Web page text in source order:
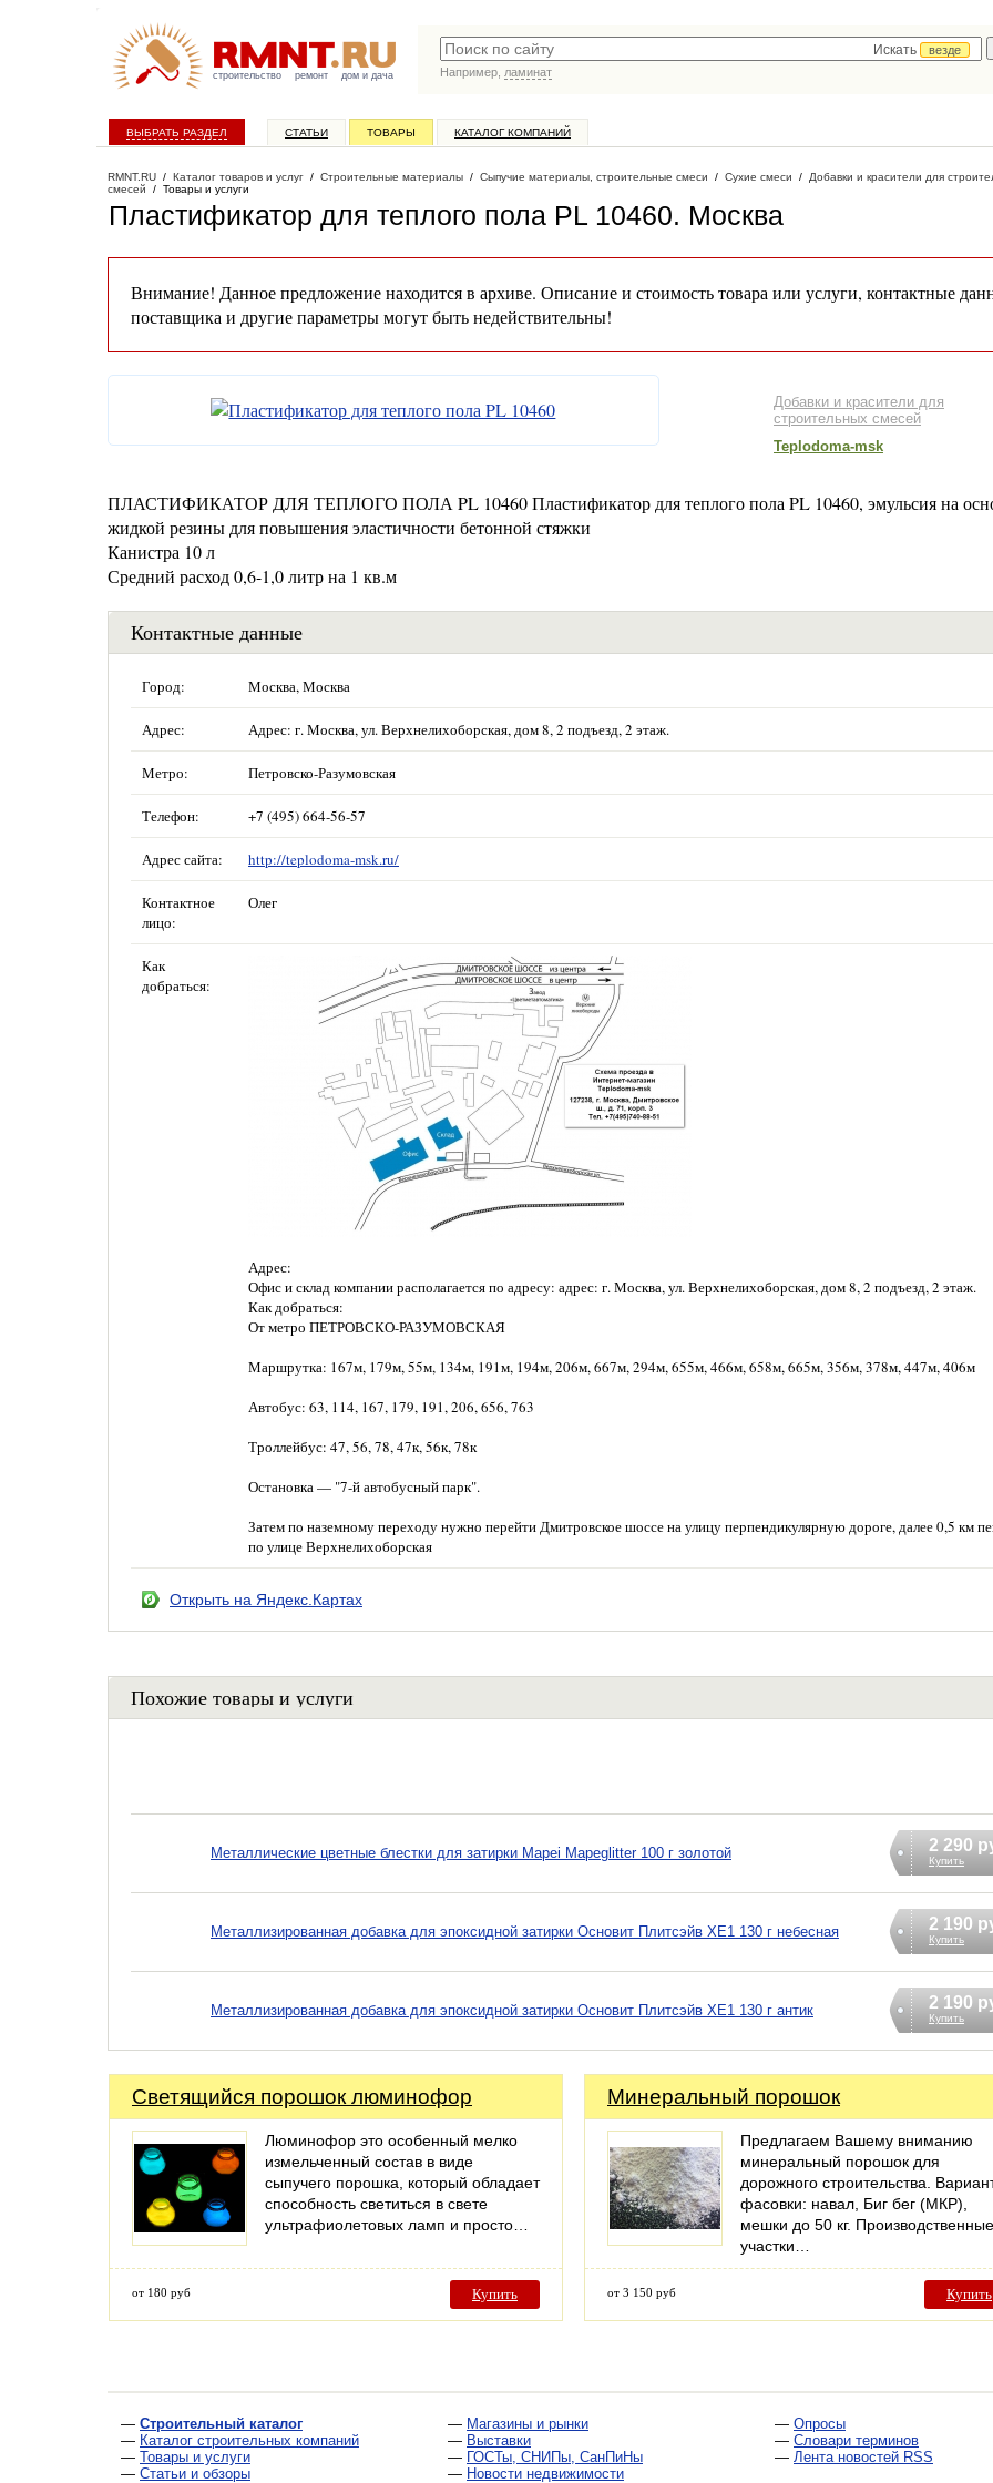
строительство ремонт дом и дача
Искать
везде
Например, ламинат
ВЫБРАТЬ РАЗДЕЛ СТАТЬИ ТОВАРЫ КАТАЛОГ КОМПАНИЙ
RMNT.RU / Каталог товаров и услуг / Строительные материалы / Сыпучие материалы, строительные смеси / Сухие смеси / Добавки и красители для
смесей / Товары и услуги
Пластификатор для теплого пола PL 10460. Москва
Внимание! Данное предложение находится в архиве. Описание и стоимость товара или услуги, контактные
поставщика и другие параметры могут быть недействительны!
Добавки и красители для
строительных смесей
Teplodoma-msk
ПЛАСТИФИКАТОР ДЛЯ ТЕПЛОГО ПОЛА PL 10460 Пластификатор для теплого пола PL 10460, эмульсия на
жидкой резины для повышения эластичности бетонной стяжки
Канистра 10 л
Средний расход 0,6-1,0 литр на 1 кв.м
Контактные данные
Город: Москва, Москва
Адрес: Адрес: г. Москва, ул. Верхнелихоборская, дом 8, 2 подъезд, 2 этаж.
Метро: Петровско-Разумовская
Телефон: +7 (495) 664-56-57
Адрес сайта: http://teplodoma-msk.ru/
Контактное
лицо:
Олег
Как
добраться:
Адрес:
Офис и склад компании располагается по адресу: адрес: г. Москва, ул. Верхнелихоборская, дом 8, 2 подъезд, 2 этаж.
Как добраться:
От метро ПЕТРОВСКО-РАЗУМОВСКАЯ
Маршрутка: 167м, 179м, 55м, 134м, 191м, 194м, 206м, 667м, 294м, 655м, 466м, 658м, 665м, 356м, 378м, 447м, 406м
Автобус: 63, 114, 167, 179, 191, 206, 656, 763
Троллейбус: 47, 56, 78, 47к, 56к, 78к
Остановка — "7-й автобусный парк".
Затем по наземному переходу нужно перейти Дмитровское шоссе на улицу перпендикулярную дороге, далее 0,5 км
по улице Верхнелихоборская
Открыть на Яндекс.Картах
Похожие товары и услуги
Металлические цветные блестки для затирки Mapei Mapeglitter 100 г золотой 2 290
Купить
Металлизированная добавка для эпоксидной затирки Основит Плитсэйв XE1 130 г небесная 2 190
Купить
Металлизированная добавка для эпоксидной затирки Основит Плитсэйв XE1 130 г антик 2 190
Купить
Светящийся порошок люминофор
Люминофор это особенный мелко
измельченный состав в виде
сыпучего порошка, который обладает
способность светиться в свете
ультрафиолетовых ламп и просто…
от 180 руб Купить
Минеральный порошок
Предлагаем Вашему вниманию
минеральный порошок для
дорожного строительства.
фасовки: навал, Биг бег (МКР),
мешки до 50 кг. Производственные
участки…
от 3 150 руб Купить
— Строительный каталог
— Каталог строительных компаний
— Товары и услуги
— Статьи и обзоры
— Магазины и рынки
— Выставки
— ГОСТы, СНИПы, СанПиНы
— Новости недвижимости
— Опросы
— Словари терминов
— Лента новостей RSS